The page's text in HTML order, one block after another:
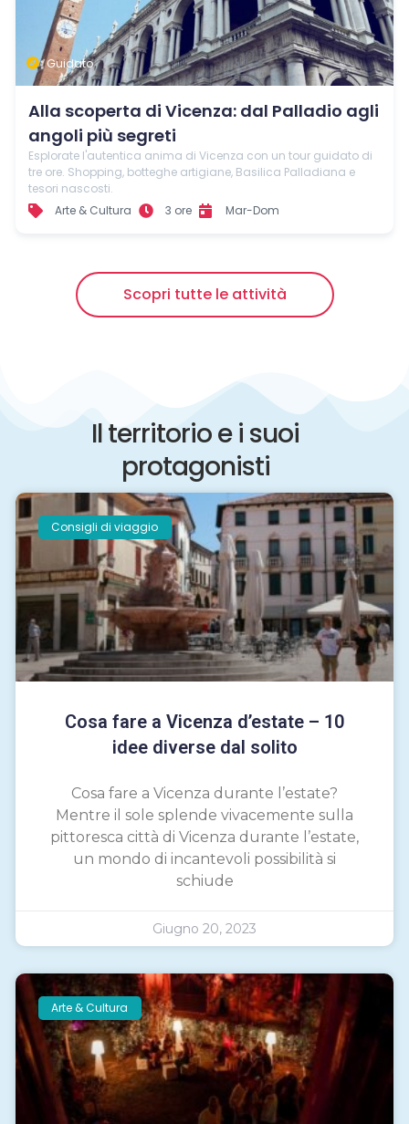
Guidato
Alla scoperta di Vicenza: dal Palladio agli
angoli più segreti
Esplorate l'autentica anima di Vicenza con un tour guidato di
tre ore. Shopping, botteghe artigiane, Basilica Palladiana e
tesori nascosti.
Arte & Cultura
3 ore Mar-Dom
Scopri tutte le attività
Il territorio e i suoi
protagonisti
Consigli di viaggio
Cosa fare a Vicenza d’estate – 10
idee diverse dal solito
Cosa fare a Vicenza durante l’estate?
Mentre il sole splende vivacemente sulla
pittoresca città di Vicenza durante l’estate,
un mondo di incantevoli possibilità si
schiude
Giugno 20, 2023
Arte & Cultura